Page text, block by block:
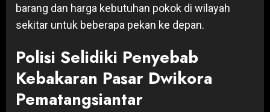
barang dan harga kebutuhan pokok di wilayah
sekitar untuk beberapa pekan ke depan.
Polisi Selidiki Penyebab
Kebakaran Pasar Dwikora
Pematangsiantar